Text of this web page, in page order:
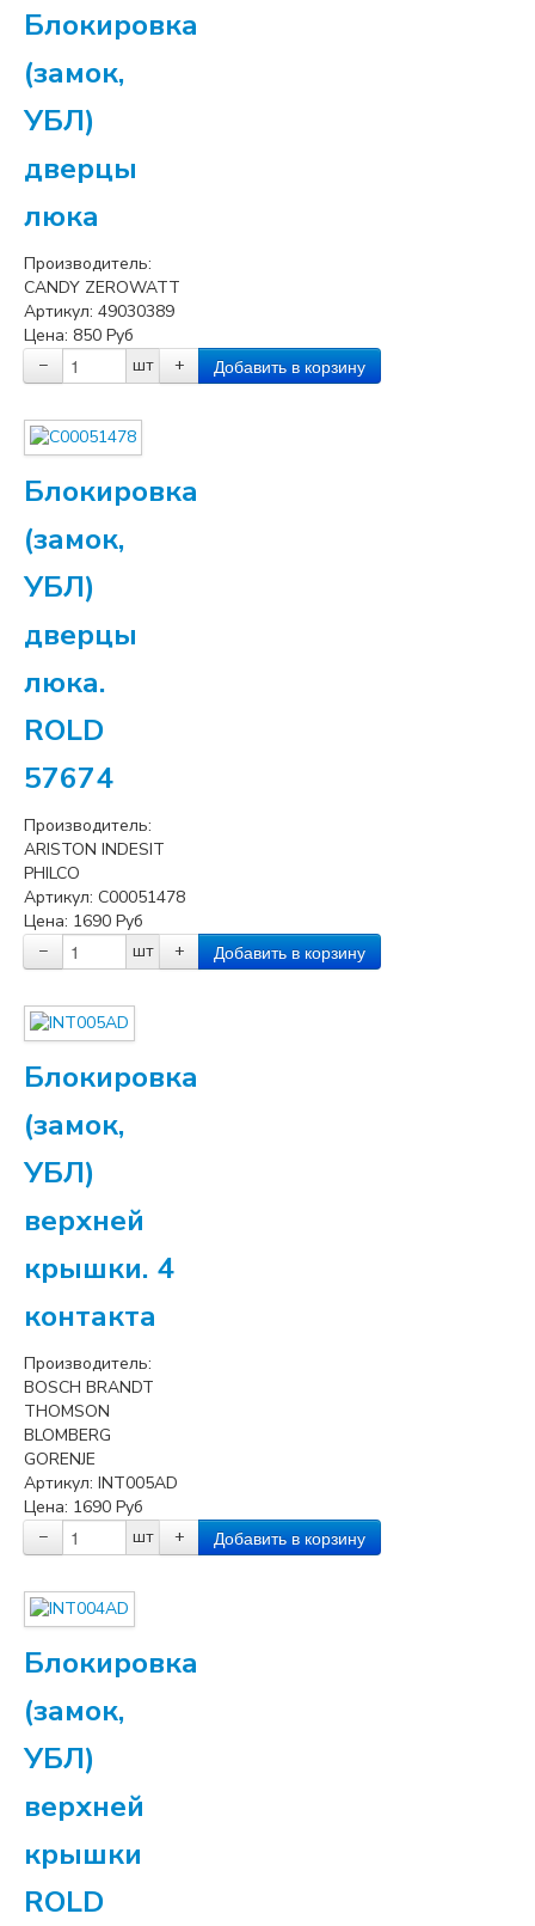
Блокировка
(замок,
УБЛ)
дверцы
люка
Производитель:
CANDY ZEROWATT
Артикул: 49030389
Цена: 850 Руб
−
шт +
Блокировка
(замок,
УБЛ)
дверцы
люка.
ROLD
57674
Производитель:
ARISTON INDESIT
PHILCO
Артикул: C00051478
Цена: 1690 Руб
−
шт +
Блокировка
(замок,
УБЛ)
верхней
крышки. 4
контакта
Производитель:
BOSCH BRANDT
THOMSON
BLOMBERG
GORENJE
Артикул: INT005AD
Цена: 1690 Руб
−
шт +
Блокировка
(замок,
УБЛ)
верхней
крышки
ROLD